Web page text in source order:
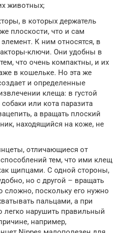
животных;
в которых держатель
плоскости, что и сам
К ним относятся, в
ключи. Они удобны в
что очень компактны, и их
в кошельке. Но эта же
и определенные
клеща: в густой
или кота паразита
а вращать плоский
находящийся на коже, не
отличающиеся от
тем, что ими клещ
щипцами. С одной стороны,
но с другой – вращать
сложно, поскольку его нужно
пальцами, а при
легко нарушить правильный
например,